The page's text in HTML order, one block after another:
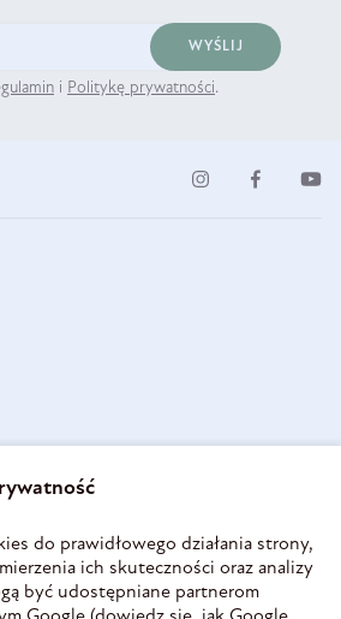
WYŚLIJ
i Politykę prywatności.
do prawidłowego działania strony,
ich skuteczności oraz analizy
być udostępniane partnerom